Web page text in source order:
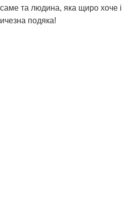
та людина, яка щиро хоче і
подяка!